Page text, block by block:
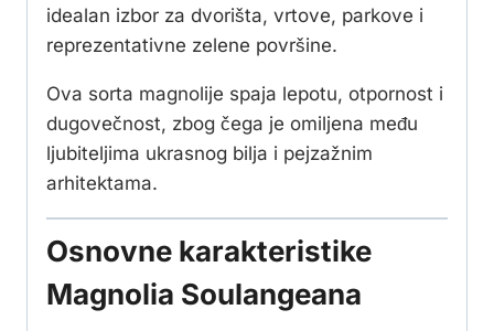
idealan izbor za dvorišta, vrtove, parkove i
reprezentativne zelene površine.
Ova sorta magnolije spaja lepotu, otpornost i
dugovečnost, zbog čega je omiljena među
ljubiteljima ukrasnog bilja i pejzažnim
arhitektama.
Osnovne karakteristike
Magnolia Soulangeana